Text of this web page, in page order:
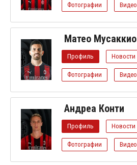
Фотографии Видео
Матео Мусаккио
Профиль Новости
Фотографии Видео
Андреа Конти
Профиль Новости
Фотографии Видео